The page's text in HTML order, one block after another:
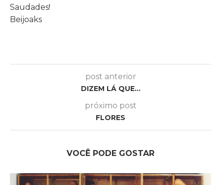
Saudades!
Beijoaks
post anterior
DIZEM LÁ QUE…
próximo post
FLORES
VOCÊ PODE GOSTAR